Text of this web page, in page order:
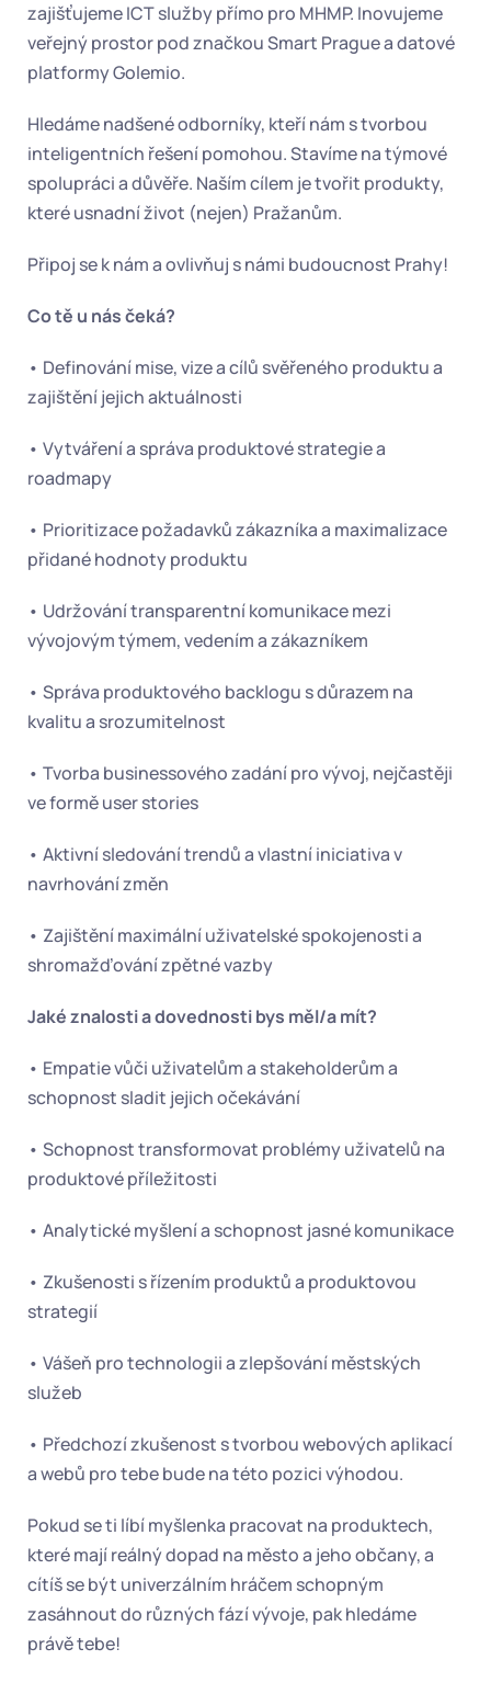
zajišťujeme ICT služby přímo pro MHMP. Inovujeme
veřejný prostor pod značkou Smart Prague a datové
platformy Golemio.
Hledáme nadšené odborníky, kteří nám s tvorbou
inteligentních řešení pomohou. Stavíme na týmové
spolupráci a důvěře. Naším cílem je tvořit produkty,
které usnadní život (nejen) Pražanům.
Připoj se k nám a ovlivňuj s námi budoucnost Prahy!
Co tě u nás čeká?
• Definování mise, vize a cílů svěřeného produktu a
zajištění jejich aktuálnosti
• Vytváření a správa produktové strategie a
roadmapy
• Prioritizace požadavků zákazníka a maximalizace
přidané hodnoty produktu
• Udržování transparentní komunikace mezi
vývojovým týmem, vedením a zákazníkem
• Správa produktového backlogu s důrazem na
kvalitu a srozumitelnost
• Tvorba businessového zadání pro vývoj, nejčastěji
ve formě user stories
• Aktivní sledování trendů a vlastní iniciativa v
navrhování změn
• Zajištění maximální uživatelské spokojenosti a
shromažďování zpětné vazby
Jaké znalosti a dovednosti bys měl/a mít?
• Empatie vůči uživatelům a stakeholderům a
schopnost sladit jejich očekávání
• Schopnost transformovat problémy uživatelů na
produktové příležitosti
• Analytické myšlení a schopnost jasné komunikace
• Zkušenosti s řízením produktů a produktovou
strategií
• Vášeň pro technologii a zlepšování městských
služeb
• Předchozí zkušenost s tvorbou webových aplikací
a webů pro tebe bude na této pozici výhodou.
Pokud se ti líbí myšlenka pracovat na produktech,
které mají reálný dopad na město a jeho občany, a
cítíš se být univerzálním hráčem schopným
zasáhnout do různých fází vývoje, pak hledáme
právě tebe!